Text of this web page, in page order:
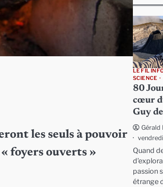
les seuls à pouvoir
foyers ouverts »
LE FIL
SCIENCE
80
cœur
Guy
Gérald
Quand
passion
étrange